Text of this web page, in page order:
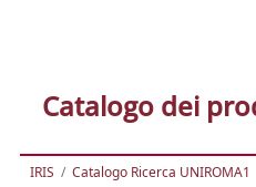
Catalogo dei
IRIS Catalogo Ricerca UNIROMA1